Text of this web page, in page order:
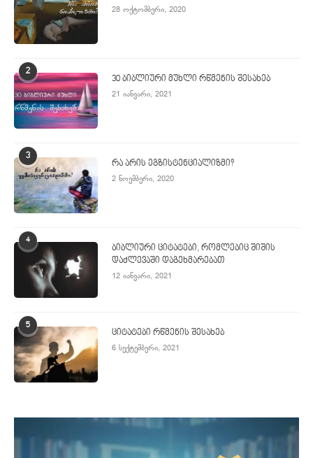
28 ოქტომბერი, 2020
2
30 ბიბლიური მუხლი რწმენის შესახებ
21 იანვარი, 2021
3
რა არის ეგზისტენციალიზმი?
2 ნოემბერი, 2020
4
ბიბლიური ციტატები, რომლებიც შიშის
დაძლევაში დაგეხმარებათ
12 იანვარი, 2021
5
ციტატები რწმენის შესახებ
6 სექტემბერი, 2021